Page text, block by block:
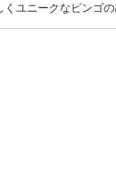
ユニークなビンゴの